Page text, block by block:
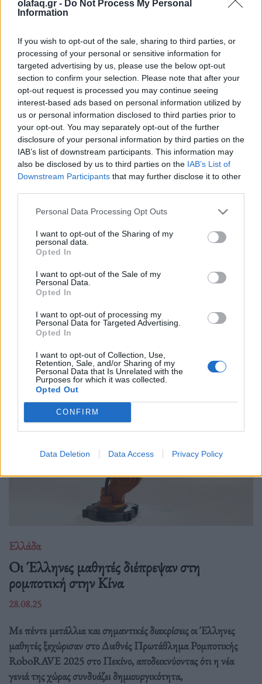
olafaq.gr - Do Not Process My Personal
Information
If you wish to opt-out of the sale, sharing to third parties, or
processing of your personal or sensitive information for
targeted advertising by us, please use the below opt-out
section to confirm your selection. Please note that after your
opt-out request is processed you may continue seeing
interest-based ads based on personal information utilized by
us or personal information disclosed to third parties prior to
your opt-out. You may separately opt-out of the further
disclosure of your personal information by third parties on the
IAB’s list of downstream participants. This information may
also be disclosed by us to third parties on the IAB’s List of
Downstream Participants that may further disclose it to other
Personal Data Processing Opt Outs
I want to opt-out of the Sharing of my
personal data.
Opted In
I want to opt-out of the Sale of my
Personal Data.
Opted In
I want to opt-out of processing my
Personal Data for Targeted Advertising.
Opted In
I want to opt-out of Collection, Use,
Retention, Sale, and/or Sharing of my
Personal Data that Is Unrelated with the
Purposes for which it was collected.
Opted Out
CONFIRM
Data Deletion Data Access Privacy Policy
Την Κυριακή 26 Οκτωβρίου, στις 04:00 τα ξημερώματα, θα
ξαναζήσουμε το πιο παράλογο ευρωπαϊκό ραντεβού με τον
χρόνο: θα γυρίσουμε τα ρολόγια μας πίσω μία ώρα, για να
"εξοικονομήσουμε ενέργεια".
Παραλύει η χώρα από τη 24ωρη απεργία
ΓΣΕΕ και ΑΔΕΔΥ ενάντια στο νέο εργασιακό
νομοσχέδιο
01.10.25
Δημόσιοι υπάλληλοι, γιατροί, εκπαιδευτικοί, δικαστικοί
υπάλληλοι, ταξιτζήδες και ναυτεργάτες συμμετέχουν στη
σημερινή πανελλαδική κινητοποίηση, που μπλοκάρει
μεταφορές και υπηρεσίες. Στο επίκεντρο των
Ελλάδα
Οι Έλληνες μαθητές διέπρεψαν στη
ρομποτική στην Κίνα
28.08.25
Με πέντε μετάλλια και σημαντικές διακρίσεις οι Έλληνες
μαθητές ξεχώρισαν στο Διεθνές Πρωτάθλημα Ρομποτικής
RoboRAVE 2025 στο Πεκίνο, αποδεικνύοντας ότι η νέα
γενιά της χώρας συνδυάζει δημιουργικότητα,